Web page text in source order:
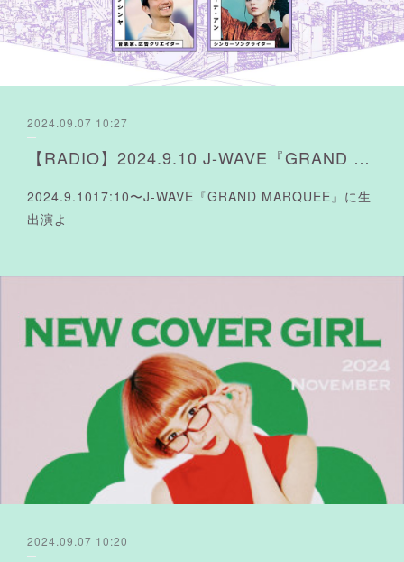
2024.09.07 10:27
【RADIO】2024.9.10 J-WAVE『GRAND MARQUEE』生出演よ
2024.9.1017:10〜J-WAVE『GRAND MARQUEE』に生
出演よ
2024.09.07 10:20